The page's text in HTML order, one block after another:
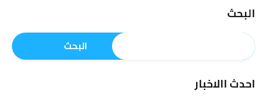
البحث
البحث
احدث االاخبار